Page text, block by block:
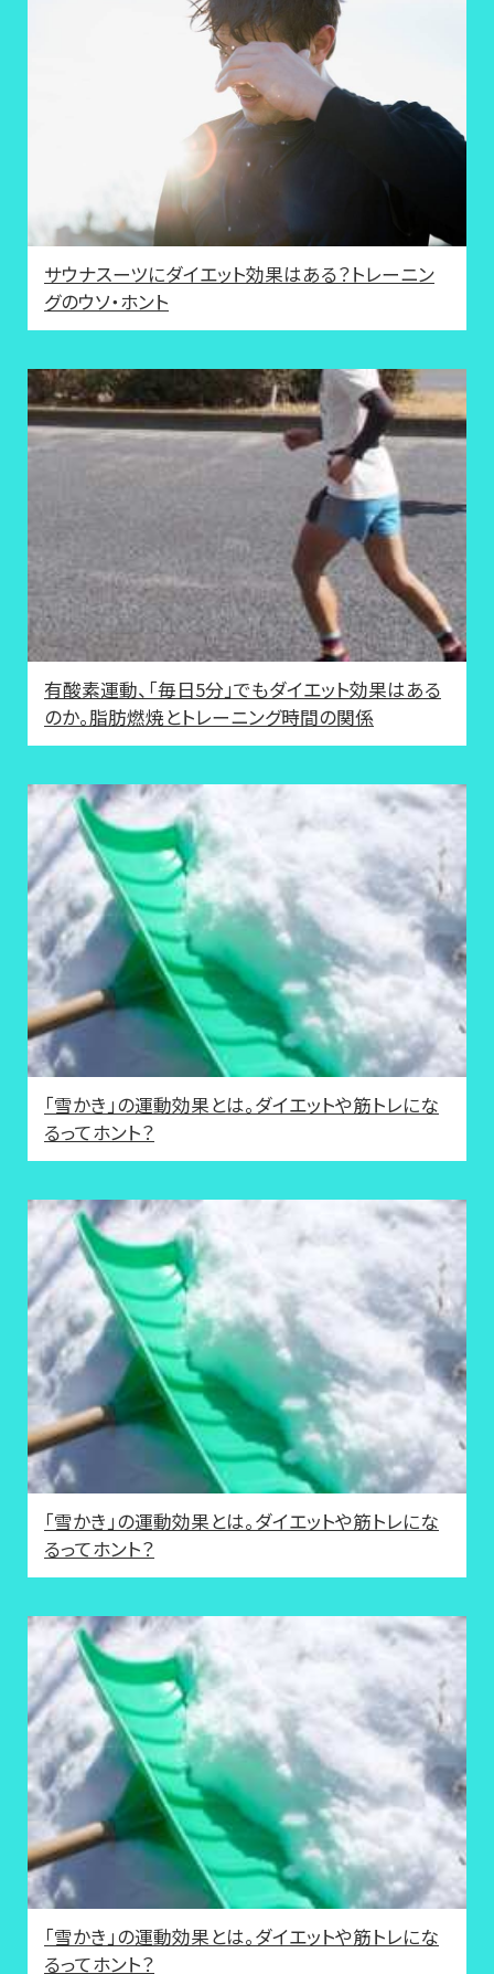
サウナスーツにダイエット効果はある？トレーニン
グのウソ・ホント
有酸素運動、「毎日5分」でもダイエット効果はある
のか。脂肪燃焼とトレーニング時間の関係
「雪かき」の運動効果とは。ダイエットや筋トレにな
るってホント？
「雪かき」の運動効果とは。ダイエットや筋トレにな
るってホント？
「雪かき」の運動効果とは。ダイエットや筋トレにな
るってホント？